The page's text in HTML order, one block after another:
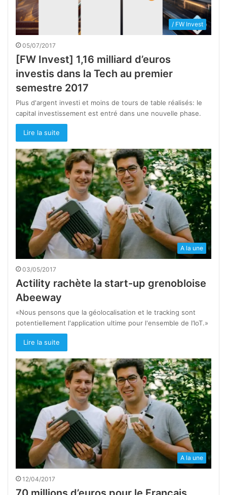
/ FW Invest
05/07/2017
[FW Invest] 1,16 milliard d’euros
investis dans la Tech au premier
semestre 2017
Plus d'argent investi et moins de tours de table réalisés: le
capital investissement est entré dans une nouvelle phase.
Lire la suite
A la une
03/05/2017
Actility rachète la start-up grenobloise
Abeeway
«Nous pensons que la géolocalisation et le tracking sont
potentiellement l'application ultime pour l'ensemble de l’IoT.»
Lire la suite
A la une
12/04/2017